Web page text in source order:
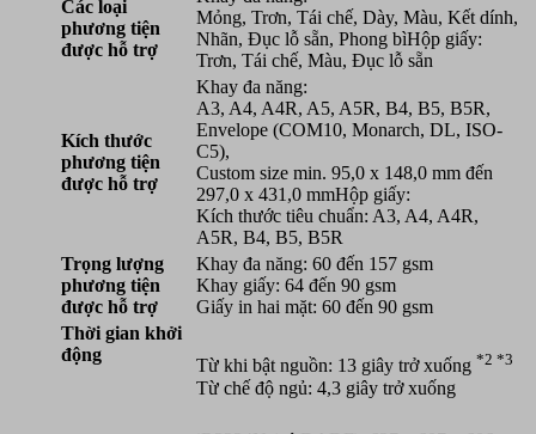
Các loại
phương tiện
được hỗ trợ
Mỏng, Trơn, Tái chế, Dày, Màu, Kết dính,
Nhãn, Đục lỗ sẵn, Phong bìHộp giấy:
Trơn, Tái chế, Màu, Đục lỗ sẵn
Kích thước
phương tiện
được hỗ trợ
Khay đa năng:
A3, A4, A4R, A5, A5R, B4, B5, B5R,
Envelope (COM10, Monarch, DL, ISO-
C5),
Custom size min. 95,0 x 148,0 mm đến
297,0 x 431,0 mmHộp giấy:
Kích thước tiêu chuẩn: A3, A4, A4R,
A5R, B4, B5, B5R
Trọng lượng
phương tiện
được hỗ trợ
Khay đa năng: 60 đến 157 gsm
Khay giấy: 64 đến 90 gsm
Giấy in hai mặt: 60 đến 90 gsm
Thời gian khởi
động
Từ khi bật nguồn: 13 giây trở xuống *2 *3
Từ chế độ ngủ: 4,3 giây trở xuống